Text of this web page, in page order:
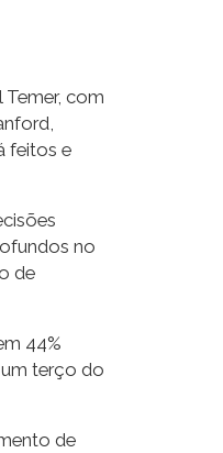
Temer, com
feitos e
no
de
44%
um terço do
de